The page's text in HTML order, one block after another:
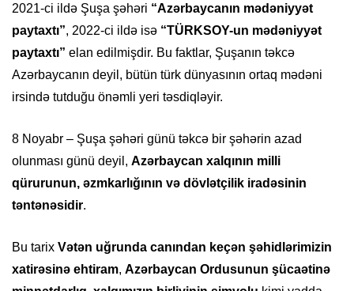
2021-ci ildə Şuşa şəhəri “Azərbaycanın mədəniyyət
paytaxtı”, 2022-ci ildə isə “TÜRKSOY-un mədəniyyət
paytaxtı” elan edilmişdir. Bu faktlar, Şuşanın təkcə
Azərbaycanın deyil, bütün türk dünyasının ortaq mədəni
irsində tutduğu önəmli yeri təsdiqləyir.
8 Noyabr – Şuşa şəhəri günü təkcə bir şəhərin azad
olunması günü deyil, Azərbaycan xalqının milli
qürurunun, əzmkarlığının və dövlətçilik iradəsinin
təntənəsidir.
Bu tarix Vətən uğrunda canından keçən şəhidlərimizin
xatirəsinə ehtiram, Azərbaycan Ordusunun şücaətinə